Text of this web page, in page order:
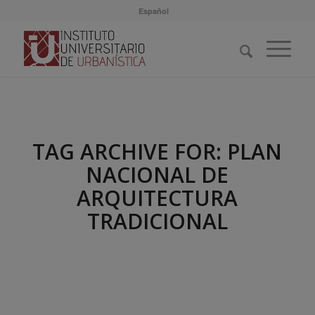
Español
TAG ARCHIVE FOR: PLAN
NACIONAL DE
ARQUITECTURA
TRADICIONAL